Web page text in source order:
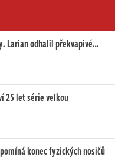
Larian odhalil překvapivé…
25 let série velkou
konec fyzických nosičů